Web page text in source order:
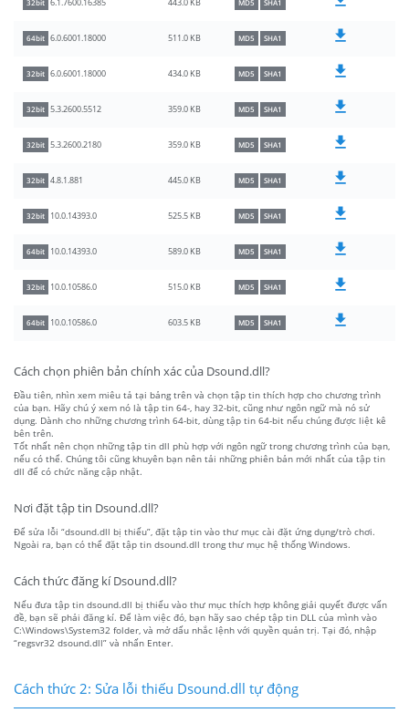
32bit 6.1.7600.16385 443.0 KB MD5 SHA1
64bit 6.0.6001.18000 511.0 KB MD5 SHA1
32bit 6.0.6001.18000 434.0 KB MD5 SHA1
32bit 5.3.2600.5512 359.0 KB MD5 SHA1
32bit 5.3.2600.2180 359.0 KB MD5 SHA1
32bit 4.8.1.881 445.0 KB MD5 SHA1
32bit 10.0.14393.0 525.5 KB MD5 SHA1
64bit 10.0.14393.0 589.0 KB MD5 SHA1
32bit 10.0.10586.0 515.0 KB MD5 SHA1
64bit 10.0.10586.0 603.5 KB MD5 SHA1
Cách chọn phiên bản chính xác của Dsound.dll?
Đầu tiên, nhìn xem miêu tả tại bảng trên và chọn tập tin thích hợp cho chương trình
của bạn. Hãy chú ý xem nó là tập tin 64-, hay 32-bit, cũng như ngôn ngữ mà nó sử
dụng. Dành cho những chương trình 64-bit, dùng tập tin 64-bit nếu chúng được liệt kê
bên trên.
Tốt nhất nên chọn những tập tin dll phù hợp với ngôn ngữ trong chương trình của bạn,
nếu có thể. Chúng tôi cũng khuyên bạn nên tải những phiên bản mới nhất của tập tin
dll để có chức năng cập nhật.
Nơi đặt tập tin Dsound.dll?
Để sửa lỗi “dsound.dll bị thiếu”, đặt tập tin vào thư mục cài đặt ứng dụng/trò chơi.
Ngoài ra, bạn có thể đặt tập tin dsound.dll trong thư mục hệ thống Windows.
Cách thức đăng kí Dsound.dll?
Nếu đưa tập tin dsound.dll bị thiếu vào thư mục thích hợp không giải quyết được vấn
đề, bạn sẽ phải đăng kí. Để làm việc đó, bạn hãy sao chép tập tin DLL của mình vào
C:\Windows\System32 folder, và mở dấu nhắc lệnh với quyền quản trị. Tại đó, nhập
“regsvr32 dsound.dll” và nhấn Enter.
Cách thức 2: Sửa lỗi thiếu Dsound.dll tự động